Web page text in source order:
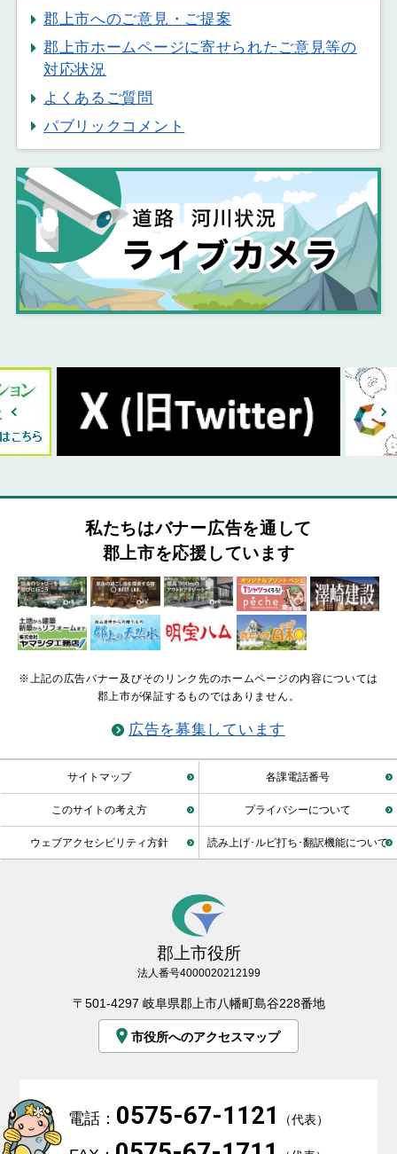
郡上市へのご意見・ご提案
郡上市ホームページに寄せられたご意見等の
対応状況
よくあるご質問
パブリックコメント
私たちはバナー広告を通して
郡上市を応援しています
※上記の広告バナー及びそのリンク先のホームページの内容については
郡上市が保証するものではありません。
広告を募集しています
サイトマップ 各課電話番号
このサイトの考え方 プライバシーについて
ウェブアクセシビリティ方針 読み上げ･ルビ打ち･翻訳機能について
郡上市役所
法人番号4000020212199
〒501-4297 岐阜県郡上市八幡町島谷228番地
市役所へのアクセスマップ
電話： 0575-67-1121 （代表）